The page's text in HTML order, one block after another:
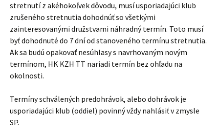
stretnutí z akéhokoľvek dôvodu, musí usporiadajúci klub
zrušeného stretnutia dohodnúť so všetkými
zainteresovanými družstvami náhradný termín. Toto musí
byť dohodnuté do 7 dní od stanoveného termínu stretnutia.
Ak sa budú opakovať nesúhlasy s navrhovaným novým
termínom, HK KZH TT nariadi termín bez ohľadu na
okolnosti.
Termíny schválených predohrávok, alebo dohrávok je
usporiadajúci klub (oddiel) povinný vždy nahlásiť v zmysle
SP.